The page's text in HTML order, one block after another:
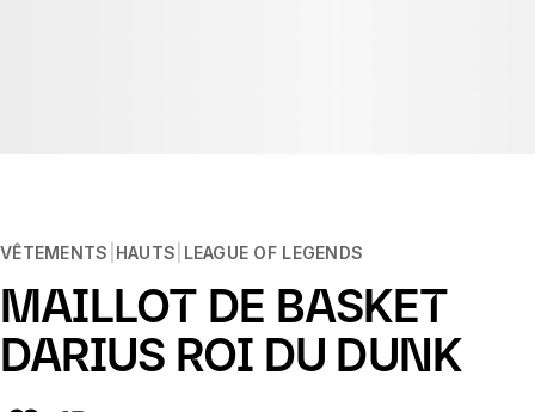
VÊTEMENTS HAUTS LEAGUE OF LEGENDS
MAILLOT DE BASKET
DARIUS ROI DU DUNK